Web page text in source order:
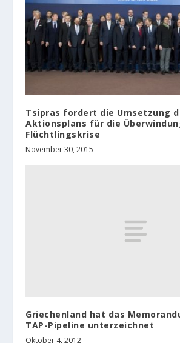
Tsipras fordert die Umsetzung
Aktionsplans für die
Flüchtlingskrise
November 30, 2015
Griechenland hat das
TAP-Pipeline unterzeichnet
Oktober 4, 2012